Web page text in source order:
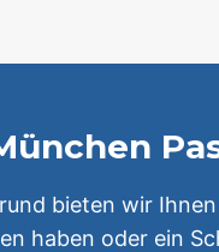
bieten wir
haben oder ein